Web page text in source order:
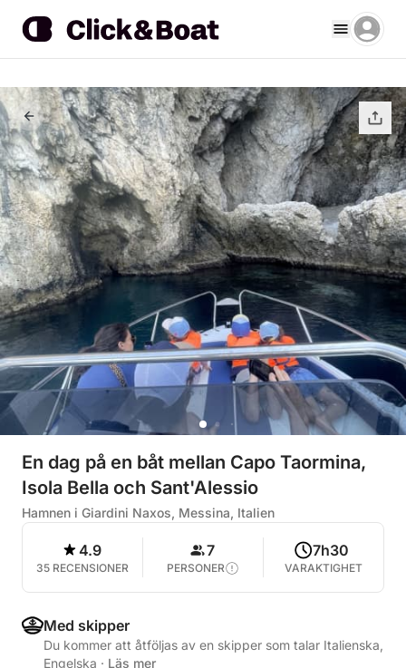
En dag på en båt mellan Capo Taormina,
Isola Bella och Sant'Alessio
Hamnen i Giardini Naxos, Messina, Italien
4.9
35 RECENSIONER
7
PERSONER
7h30
VARAKTIGHET
Med skipper
Du kommer att åtföljas av en skipper som talar Italienska,
Engelska · Läs mer